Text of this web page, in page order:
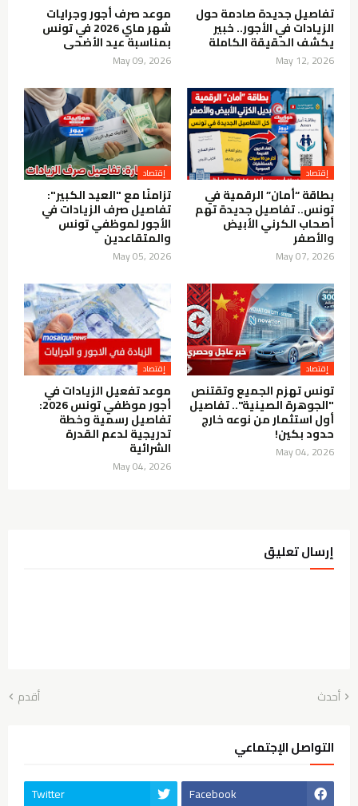
تفاصيل جديدة صادمة حول
الزيادات في الأجور.. خبير
يكشف الحقيقة الكاملة
May 12, 2026
موعد صرف أجور وجرايات
شهر ماي 2026 في تونس
بمناسبة عيد الأضحى
May 09, 2026
إقتصاد
بطاقة “أمان” الرقمية في
تونس.. تفاصيل جديدة تهم
أصحاب الكرني الأبيض
والأصفر
May 07, 2026
إقتصاد
تزامنًا مع "العيد الكبير":
تفاصيل صرف الزيادات في
الأجور لموظفي تونس
والمتقاعدين
May 05, 2026
إقتصاد
تونس تهزم الجميع وتقتنص
"الجوهرة الصينية".. تفاصيل
أول استثمار من نوعه خارج
حدود بكين!
May 04, 2026
إقتصاد
موعد تفعيل الزيادات في
أجور موظفي تونس 2026:
تفاصيل رسمية وخطة
تدريجية لدعم القدرة
الشرائية
May 04, 2026
إرسال تعليق
أحدث أقدم
التواصل الإجتماعي
Facebook
Twitter